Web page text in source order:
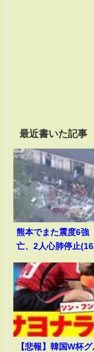
最近書いた記事
熊本でまた震度6
亡、2人心肺停止
【悲報】韓国W杯